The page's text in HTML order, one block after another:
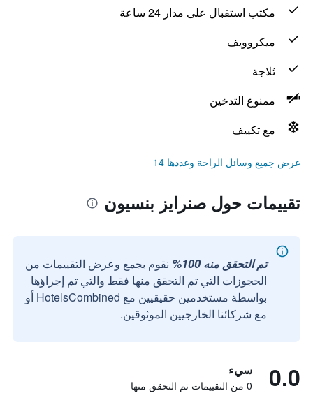
مكتب استقبال على مدار 24 ساعة
ميكروويف
ثلاجة
ممنوع التدخين
مع تكييف
عرض جميع وسائل الراحة وعددها 14
تقييمات حول صنرايز بنسيون
تم التحقق منه 100%
نقوم بجمع وعرض التقييمات من
الحجوزات التي تم التحقق منها فقط والتي تم إجراؤها
بواسطة مستخدمين حقيقيين مع HotelsCombined أو
مع شركائنا الخارجيين الموثوقين.
0.0 سيء
0 من التقييمات تم التحقق منها